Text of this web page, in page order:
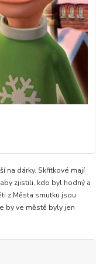
na dárky. Skřítkové mají
zjistili, kdo byl hodný a
z Města smutku jsou
by ve městě byly jen